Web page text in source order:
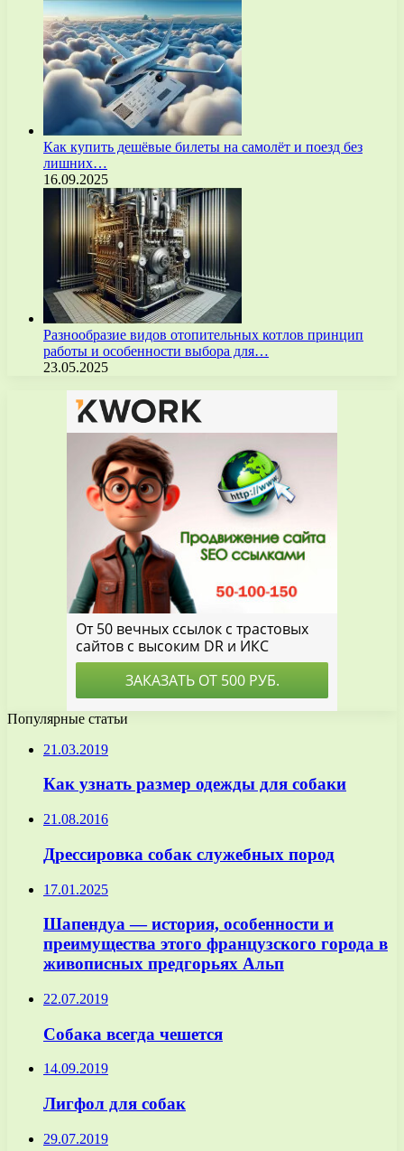
Как купить дешёвые билеты на самолёт и поезд без
лишних…
16.09.2025
Разнообразие видов отопительных котлов принцип
работы и особенности выбора для…
23.05.2025
Популярные статьи
21.03.2019
Как узнать размер одежды для собаки
21.08.2016
Дрессировка собак служебных пород
17.01.2025
Шапендуа — история, особенности и
преимущества этого французского города в
живописных предгорьях Альп
22.07.2019
Собака всегда чешется
14.09.2019
Лигфол для собак
29.07.2019